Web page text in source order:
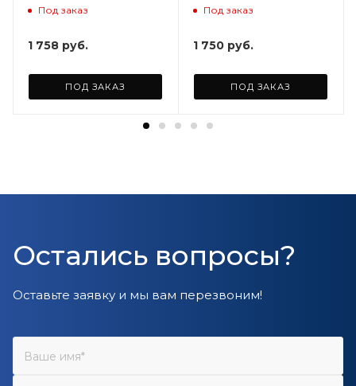
(Светло-бежевый)
Под заказ
1 758 руб.
ПОД ЗАКАЗ
ARD258086
Под заказ
1 750 руб.
ПОД ЗАКАЗ
Остались вопросы?
Оставьте заявку и мы вам перезвоним!